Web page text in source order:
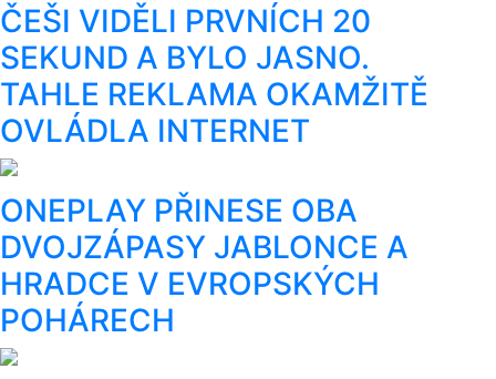
ČEŠI VIDĚLI PRVNÍCH 20
SEKUND A BYLO JASNO.
TAHLE REKLAMA OKAMŽITĚ
OVLÁDLA INTERNET
ONEPLAY PŘINESE OBA
DVOJZÁPASY JABLONCE A
HRADCE V EVROPSKÝCH
POHÁRECH